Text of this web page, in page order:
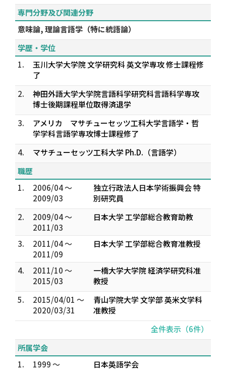
専門分野及び関連分野
意味論, 理論言語学（特に統語論）
学歴・学位
1.
玉川大学大学院 文学研究科 英文学専攻 修士課程修
了
2.
神田外語大学大学院言語科学研究科言語科学専攻
博士後期課程単位取得済退学
3.
アメリカ マサチューセッツ工科大学言語学・哲
学学科言語学専攻博士課程修了
4.
マサチューセッツ工科大学 Ph.D.（言語学）
職歴
1.
2006/04 ～
2009/03
独立行政法人日本学術振興会 特
別研究員
2.
2009/04 ～
2011/03
日本大学 工学部総合教育助教
3.
2011/04 ～
2011/09
日本大学 工学部総合教育准教授
4.
2011/10 ～
2015/03
一橋大学大学院 経済学研究科准
教授
5.
2015/04/01 ～
2020/03/31
青山学院大学 文学部 英米文学科
准教授
全件表示（6件）
所属学会
1.
1999 ～
日本英語学会